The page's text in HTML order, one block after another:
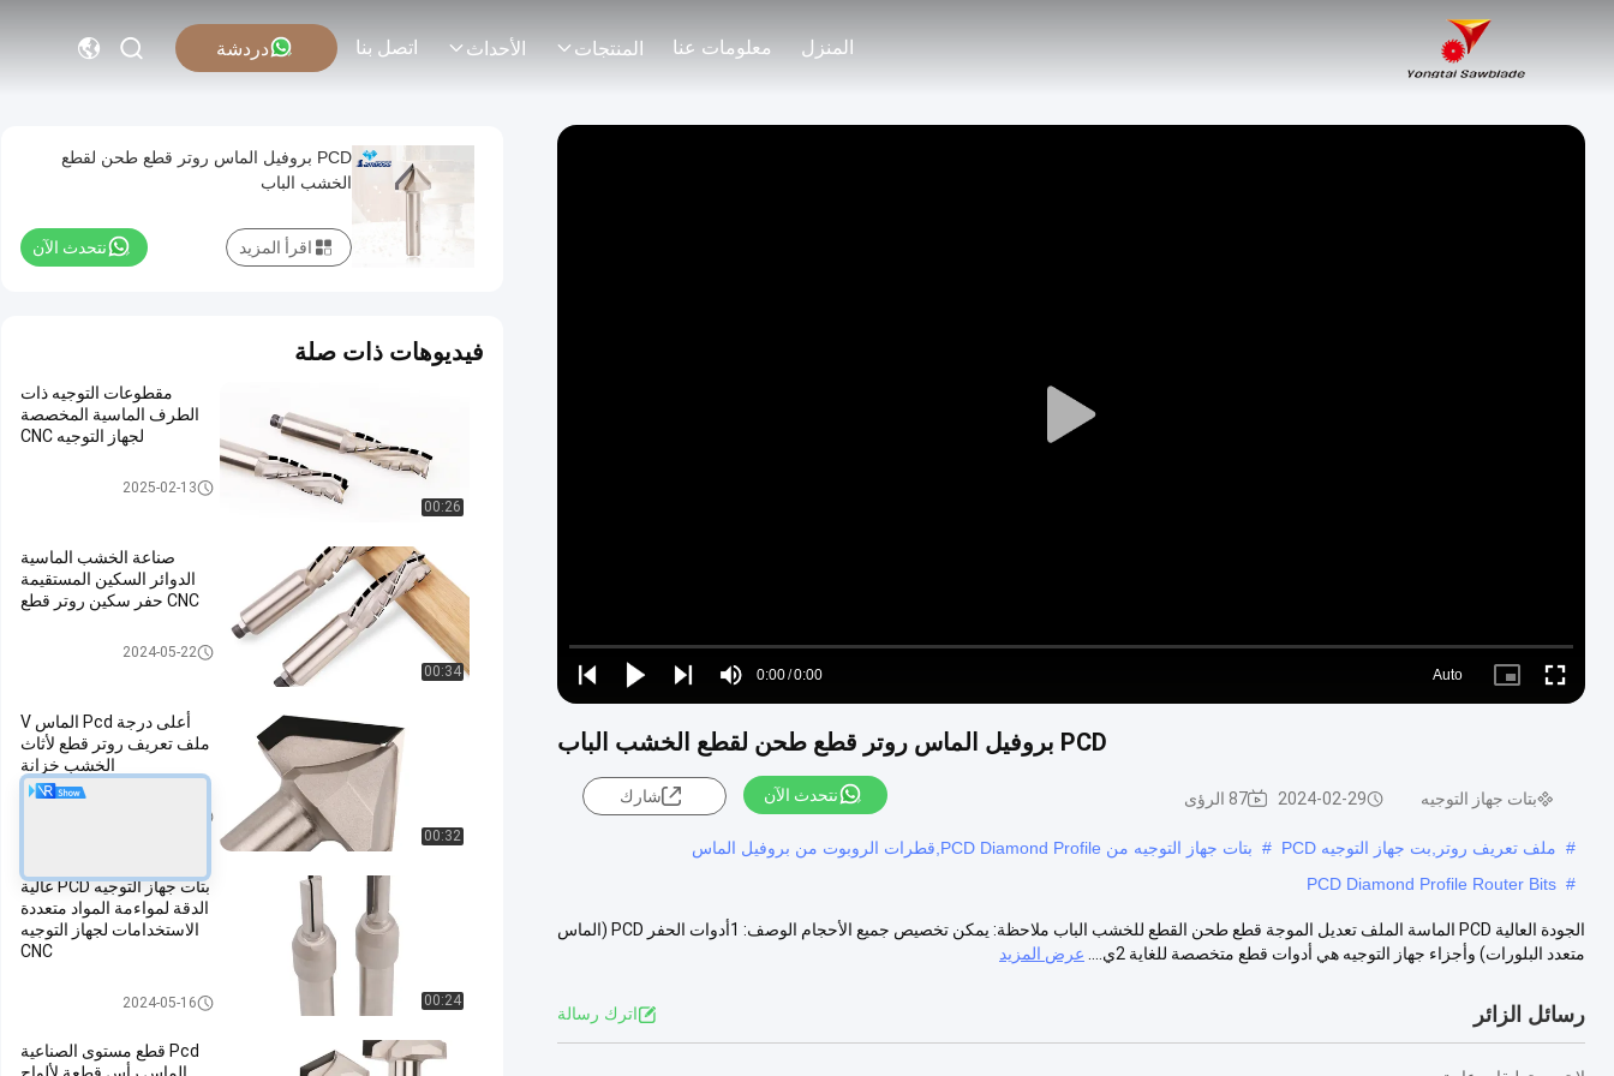
المنزل معلومات عنا المنتجات الأحداث اتصل بنا دردشة
Play
Play
Play
Play
Mute
Time
0:00/0:00
Loaded:
0%
Auto
Picture- Fullscreen
PCD بروفيل الماس روتر قطع طحن لقطع الخشب الباب
بتات جهاز التوجيه 2024-02-29 87 الرؤى نتحدث الآن شارك
# ملف تعريف روتر,بت جهاز التوجيه PCD # بتات جهاز التوجيه من PCD Diamond Profile,قطرات الروبوت من بروفيل الماس
#
PCD Diamond Profile Router Bits
الجودة العالية PCD الماسة الملف تعديل الموجة قطع طحن القطع للخشب الباب ملاحظة: يمكن تخصيص جميع الأحجام الوصف: 1أدوات الحفر PCD (الماس
متعدد البلورات) وأجزاء جهاز التوجيه هي أدوات قطع متخصصة للغاية 2ي....
عرض المزيد
رسائل الزائر اترك رسالة
PCD بروفيل الماس روتر قطع طحن لقطع
الخشب الباب
نتحدث الآن اقرأ المزيد
فيديوهات ذات صلة
00:26
مقطوعات التوجيه ذات
الطرف الماسية المخصصة
لجهاز التوجيه CNC
2025-02-13
00:34
صناعة الخشب الماسية
الدوائر السكين المستقيمة
CNC حفر سكين روتر قطع
2024-05-22
00:32
أعلى درجة Pcd الماس V
ملف تعريف روتر قطع لأثاث
الخشب خزانة
00:24
بتات جهاز التوجيه PCD عالية
الدقة لمواءمة المواد متعددة
الاستخدامات لجهاز التوجيه
CNC
2024-05-16
Pcd قطع مستوى الصناعية